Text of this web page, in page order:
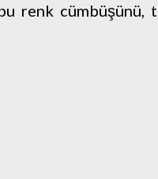
cümbüşünü,